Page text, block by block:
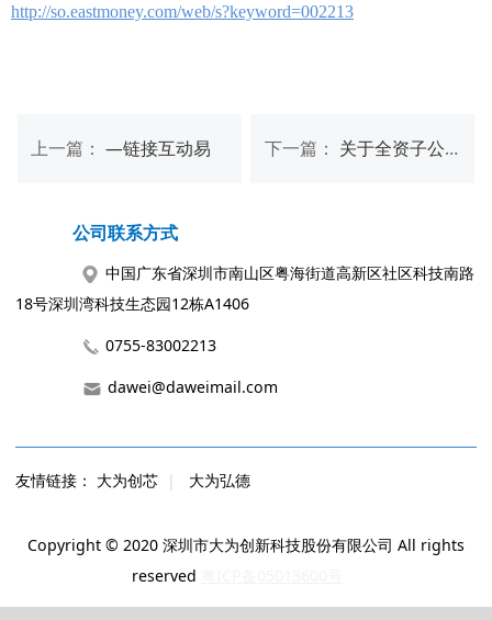
http://so.eastmoney.com/web/s?keyword=002213
上一篇：—链接互动易 下一篇： 关于全资子公司投资设立合资公司的公告
公司联系方式
中国广东省深圳市南山区粤海街道高新区社区科技南路
18号深圳湾科技生态园12栋A1406
0755-83002213
dawei@daweimail.com
友情链接： 大为创芯 | 大为弘德
Copyright © 2020 深圳市大为创新科技股份有限公司 All rights
reserved